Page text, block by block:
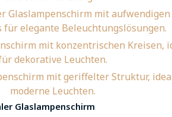
Glaslampenschirm